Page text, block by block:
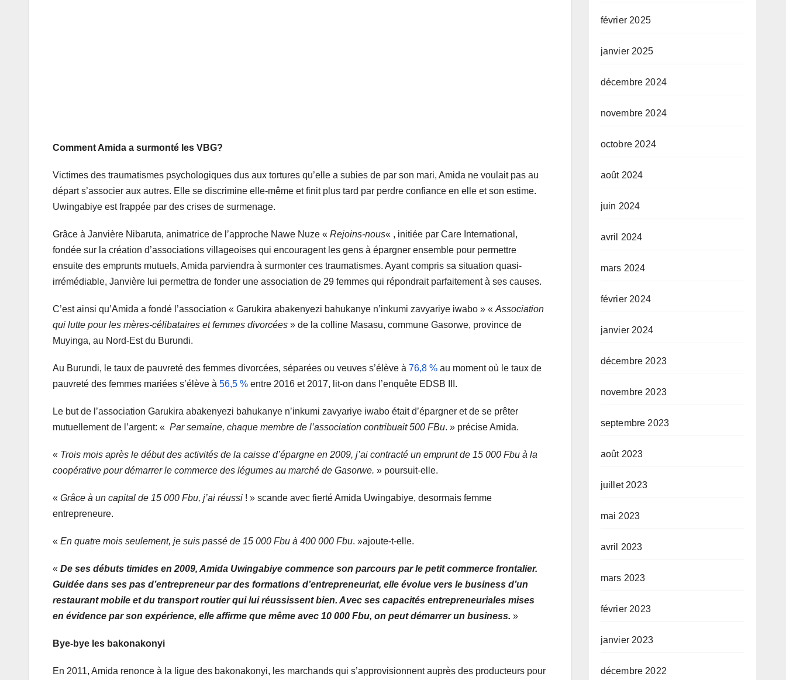
Comment Amida a surmonté les VBG?
Victimes des traumatismes psychologiques dus aux tortures qu’elle a subies de par son mari, Amida ne voulait pas au
départ s’associer aux autres. Elle se discrimine elle-même et finit plus tard par perdre confiance en elle et son estime.
Uwingabiye est frappée par des crises de surmenage.
Grâce à Janvière Nibaruta, animatrice de l’approche Nawe Nuze « Rejoins-nous« , initiée par Care International,
fondée sur la création d’associations villageoises qui encouragent les gens à épargner ensemble pour permettre
ensuite des emprunts mutuels, Amida parviendra à surmonter ces traumatismes. Ayant compris sa situation quasi-
irrémédiable, Janvière lui permettra de fonder une association de 29 femmes qui répondrait parfaitement à ses causes.
C’est ainsi qu’Amida a fondé l’association « Garukira abakenyezi bahukanye n’inkumi zavyariye iwabo » « Association
qui lutte pour les mères-célibataires et femmes divorcées » de la colline Masasu, commune Gasorwe, province de
Muyinga, au Nord-Est du Burundi.
Au Burundi, le taux de pauvreté des femmes divorcées, séparées ou veuves s’élève à 76,8 % au moment où le taux de
pauvreté des femmes mariées s’élève à 56,5 % entre 2016 et 2017, lit-on dans l’enquête EDSB III.
Le but de l’association Garukira abakenyezi bahukanye n’inkumi zavyariye iwabo était d’épargner et de se prêter
mutuellement de l’argent: « Par semaine, chaque membre de l’association contribuait 500 FBu. » précise Amida.
« Trois mois après le début des activités de la caisse d’épargne en 2009, j’ai contracté un emprunt de 15 000 Fbu à la
coopérative pour démarrer le commerce des légumes au marché de Gasorwe. » poursuit-elle.
« Grâce à un capital de 15 000 Fbu, j’ai réussi ! » scande avec fierté Amida Uwingabiye, desormais femme
entrepreneure.
« En quatre mois seulement, je suis passé de 15 000 Fbu à 400 000 Fbu. »ajoute-t-elle.
« De ses débuts timides en 2009, Amida Uwingabiye commence son parcours par le petit commerce frontalier.
Guidée dans ses pas d’entrepreneur par des formations d’entrepreneuriat, elle évolue vers le business d’un
restaurant mobile et du transport routier qui lui réussissent bien. Avec ses capacités entrepreneuriales mises
en évidence par son expérience, elle affirme que même avec 10 000 Fbu, on peut démarrer un business. »
Bye-bye les bakonakonyi
En 2011, Amida renonce à la ligue des bakonakonyi, les marchands qui s’approvisionnent auprès des producteurs pour
février 2025
janvier 2025
décembre 2024
novembre 2024
octobre 2024
août 2024
juin 2024
avril 2024
mars 2024
février 2024
janvier 2024
décembre 2023
novembre 2023
septembre 2023
août 2023
juillet 2023
mai 2023
avril 2023
mars 2023
février 2023
janvier 2023
décembre 2022